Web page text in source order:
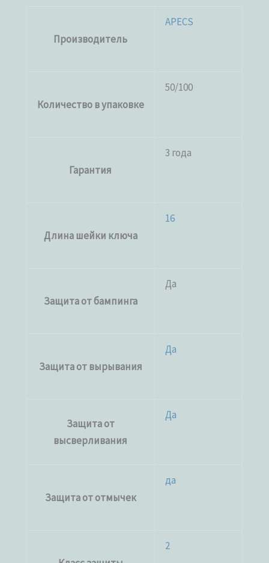
Производитель
APECS
Количество в упаковке
50/100
Гарантия
3 года
Длина шейки ключа
16
Защита от бампинга
Да
Защита от вырывания
Да
Защита от
высверливания
Да
Защита от отмычек
да
2